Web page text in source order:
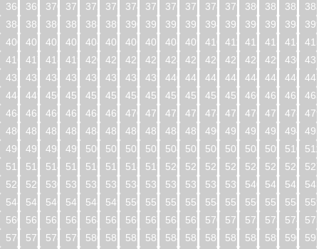
368
369 370 371 372 373 374 375 376 377 378 379 380 381 382
384
385 386 387 388 389 390 391 392 393 394 395 396 397 398
400
401 402 403 404 405 406 407 408 409 410 411 412 413 414
416
417 418 419 420 421 422 423 424 425 426 427 428 429 430
432
433 434 435 436 437 438 439 440 441 442 443 444 445 446
448
449 450 451 452 453 454 455 456 457 458 459 460 461 462
464
465 466 467 468 469 470 471 472 473 474 475 476 477 478
480
481 482 483 484 485 486 487 488 489 490 491 492 493 494
496
497 498 499 500 501 502 503 504 505 506 507 508 509 510
512
513 514 515 516 517 518 519 520 521 522 523 524 525 526
528
529 530 531 532 533 534 535 536 537 538 539 540 541 542
544
545 546 547 548 549 550 551 552 553 554 555 556 557 558
560
561 562 563 564 565 566 567 568 569 570 571 572 573 574
576
577 578 579 580 581 582 583 584 585 586 587 588 589 590